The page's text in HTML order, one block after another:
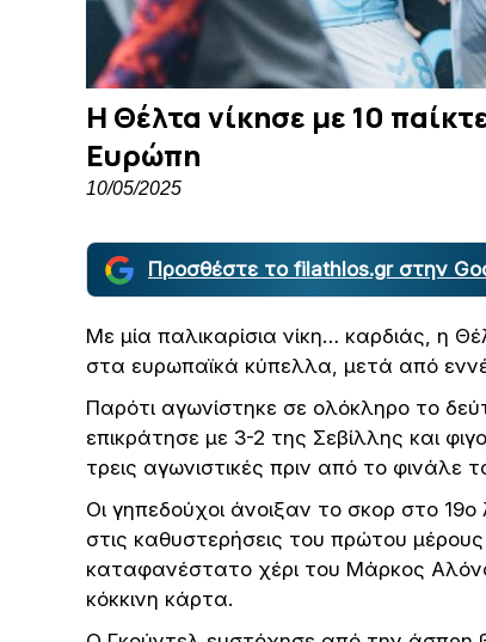
Η Θέλτα νίκησε με 10
Ευρώπη
10/05/2025
Προσθέστε το filathlos.gr στην
Με μία παλικαρίσια νίκη… καρδιάς, η
στα ευρωπαϊκά κύπελλα, μετά από
Παρότι αγωνίστηκε σε ολόκληρο το
επικράτησε με 3-2 της Σεβίλλης και
τρεις αγωνιστικές πριν από το φινάλε
Οι γηπεδούχοι άνοιξαν το σκορ στο
στις καθυστερήσεις του πρώτου
καταφανέστατο χέρι του Μάρκος
κόκκινη κάρτα.